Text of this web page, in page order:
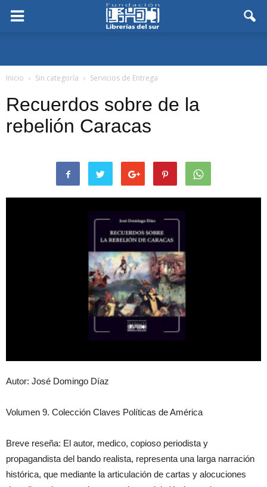
Inicio Sin categoría Servicios de Entrega
Recuerdos sobre de la
rebelión Caracas
Autor: José Domingo Díaz
Volumen 9. Colección Claves Políticas de América
Breve reseña: El autor, medico, copioso periodista y
propagandista del bando realista, representa una larga narración
histórica, que mediante la articulación de cartas y alocuciones